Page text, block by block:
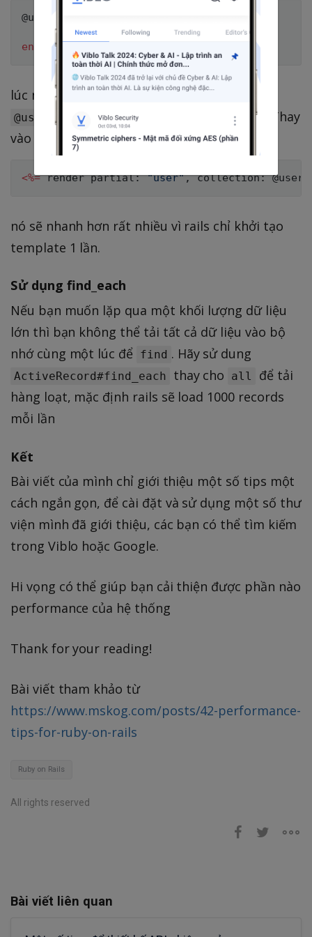
@users
render "user", user: user %>
end
lúc này Rails sẽ render template của bạn
@users.size
lần, cảm giác khá là nặng nề. Thay
vào đó hãy sử dụng colection render
<%= render partial: "user", collection: @users
nó sẽ nhanh hơn rất nhiều vì rails chỉ khởi tạo
template 1 lần.
Sử dụng find_each
Nếu bạn muốn lặp qua một khối lượng dữ liệu
lớn thì bạn không thể tải tất cả dữ liệu vào bộ
nhớ cùng một lúc để find . Hãy sử dung
ActiveRecord#find_each thay cho all
để tải
hàng loạt, mặc định rails sẽ load 1000 records
mỗi lần
Kết
Bài viết của mình chỉ giới thiệu một số tips một
cách ngắn gọn, để cài đặt và sử dụng một số thư
viện mình đã giới thiệu, các bạn có thể tìm kiếm
trong Viblo hoặc Google.
Hi vọng có thể giúp bạn cải thiện được phần nào
performance của hệ thống
Thank for your reading!
Bài viết tham khảo từ
https://www.mskog.com/posts/42-performance-
tips-for-ruby-on-rails
Ruby on Rails
All rights reserved
Bài viết liên quan